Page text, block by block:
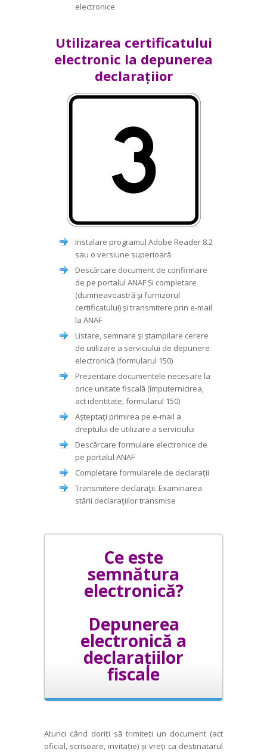
electronice
Utilizarea certificatului
electronic la depunerea
declarațiior
Instalare programul Adobe Reader 8.2
sau o versiune superioară
Descărcare document de confirmare
de pe portalul ANAF Și completare
(dumneavoastră şi furnizorul
certificatului) şi transmitere prin e-mail
la ANAF
Listare, semnare şi ştampilare cerere
de utilizare a serviciului de depunere
electronică (formularul 150)
Prezentare documentele necesare la
orice unitate fiscală (împuternicirea,
act identitate, formularul 150)
Aşteptaţi primirea pe e-mail a
dreptului de utilizare a serviciului
Descărcare formulare electronice de
pe portalul ANAF
Completare formularele de declaraţii
Transmitere declaraţii. Examinarea
stării declaraţiilor transmise
Ce este
semnătura
electronică?
Depunerea
electronică a
declarațiilor
fiscale
Atunci când doriți să trimiteți un docu­ment (act
oficial, scrisoare, invitație) și vreți ca destinatarul